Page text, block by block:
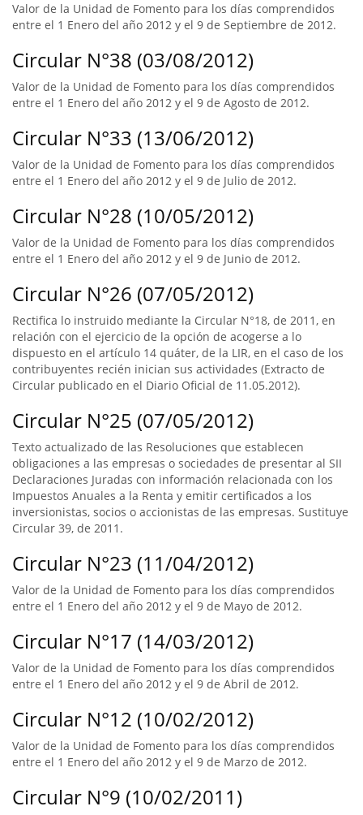
Valor de la Unidad de Fomento para los días comprendidos
entre el 1 Enero del año 2012 y el 9 de Septiembre de 2012.
Circular N°38 (03/08/2012)
Valor de la Unidad de Fomento para los días comprendidos
entre el 1 Enero del año 2012 y el 9 de Agosto de 2012.
Circular N°33 (13/06/2012)
Valor de la Unidad de Fomento para los días comprendidos
entre el 1 Enero del año 2012 y el 9 de Julio de 2012.
Circular N°28 (10/05/2012)
Valor de la Unidad de Fomento para los días comprendidos
entre el 1 Enero del año 2012 y el 9 de Junio de 2012.
Circular N°26 (07/05/2012)
Rectifica lo instruido mediante la Circular N°18, de 2011, en
relación con el ejercicio de la opción de acogerse a lo
dispuesto en el artículo 14 quáter, de la LIR, en el caso de los
contribuyentes recién inician sus actividades (Extracto de
Circular publicado en el Diario Oficial de 11.05.2012).
Circular N°25 (07/05/2012)
Texto actualizado de las Resoluciones que establecen
obligaciones a las empresas o sociedades de presentar al SII
Declaraciones Juradas con información relacionada con los
Impuestos Anuales a la Renta y emitir certificados a los
inversionistas, socios o accionistas de las empresas. Sustituye
Circular 39, de 2011.
Circular N°23 (11/04/2012)
Valor de la Unidad de Fomento para los días comprendidos
entre el 1 Enero del año 2012 y el 9 de Mayo de 2012.
Circular N°17 (14/03/2012)
Valor de la Unidad de Fomento para los días comprendidos
entre el 1 Enero del año 2012 y el 9 de Abril de 2012.
Circular N°12 (10/02/2012)
Valor de la Unidad de Fomento para los días comprendidos
entre el 1 Enero del año 2012 y el 9 de Marzo de 2012.
Circular N°9 (10/02/2011)